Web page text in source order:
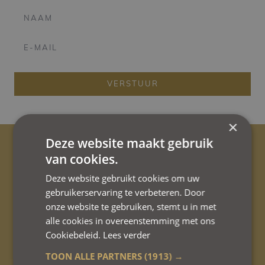
VERSTUUR
Eigen parking
met 4 laadpunten.
Veilige parkeerplaats
×
Deze website maakt gebruik
van cookies.
Deze website gebruikt cookies om uw
gebruikerservaring te verbeteren. Door
onze website te gebruiken, stemt u in met
alle cookies in overeenstemming met ons
Cookiebeleid. Lees verder
TOON ALLE PARTNERS(1913) →